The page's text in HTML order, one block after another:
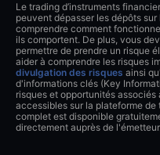
Le trading d’instruments
peuvent dépasser les dépôts
comprendre comment
ils comportent. De plus, vous
permettre de prendre un risque
aider à comprendre les risques
divulgation des risques ainsi
d'informations clés (Key
risques et opportunités
accessibles sur la plateforme
complet est disponible
directement auprès de